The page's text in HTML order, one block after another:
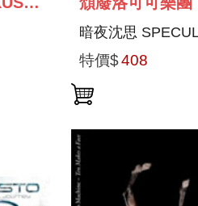
暗夜沈思
特價$408